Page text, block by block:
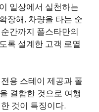
일상에서 실천하는
장해, 차량을 타는 순
간까지 폴스타만의
록 설계한 고객 로열
용 스테이 제공과 폴
결합한 것으로 여행
것이 특징이다.